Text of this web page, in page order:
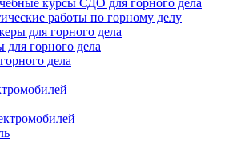
курсы СДО для горного дела
работы по горному делу
для горного дела
горного дела
дела